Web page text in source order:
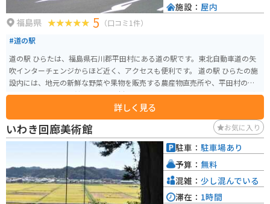
福島県 5 （口コミ1件）
#道の駅
道の駅 ひらたは、福島県石川郡平田村にある道の駅です。東北自動車道の矢
吹インターチェンジからほど近く、アクセスも便利です。 道の駅 ひらたの施
設内には、地元の新鮮な野菜や果物を販売する農産物直売所や、平田村の特
産品を販売する物産館、地元の食材を使った料理を提供するレストランなど
ペースが設けられています。また、周辺には、芝桜の名所として知られるジ
ュピアランドひらたや、温泉施設のユラックス熱海など、観光スポットも充
実しています。 平田村は、特に桃の栽培が盛んで、道の駅でも旬の時期には
新鮮な桃が販売されます。また、地元産のそば粉を使ったそばや、ブランド
豚「麓山高原豚」を使った料理も人気です。
詳しく見る
施設： 屋内
いわき回廊美術館 お気に入り
駐車： 駐車場あり
予算： 無料
混雑： 少し混んでいる
滞在： 1時間